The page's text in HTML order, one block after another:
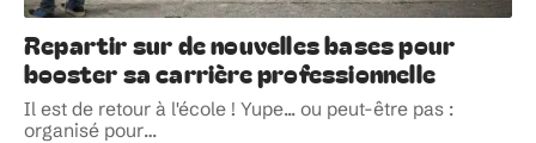
Repartir sur de nouvelles bases pour
booster sa carrière professionnelle
Il est de retour à l'école ! Yupe... ou peut-être pas :
organisé pour…